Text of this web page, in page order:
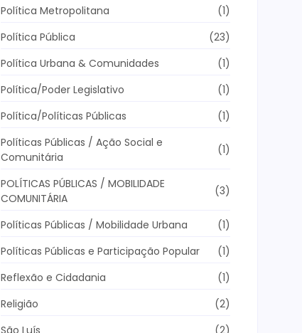
Política Metropolitana
(1)
Política Pública
(23)
Política Urbana & Comunidades
(1)
Política/Poder Legislativo
(1)
Política/Políticas Públicas
(1)
Políticas Públicas / Ação Social e
Comunitária
(1)
POLÍTICAS PÚBLICAS / MOBILIDADE
COMUNITÁRIA
(3)
Políticas Públicas / Mobilidade Urbana
(1)
Políticas Públicas e Participação Popular
(1)
Reflexão e Cidadania
(1)
Religião
(2)
São Luís
(2)